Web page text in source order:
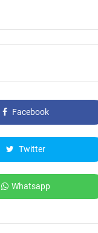
Facebook
Twitter
Whatsapp